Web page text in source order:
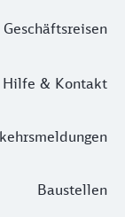
Geschäftsreisen
Hilfe & Kontakt
Baustellen